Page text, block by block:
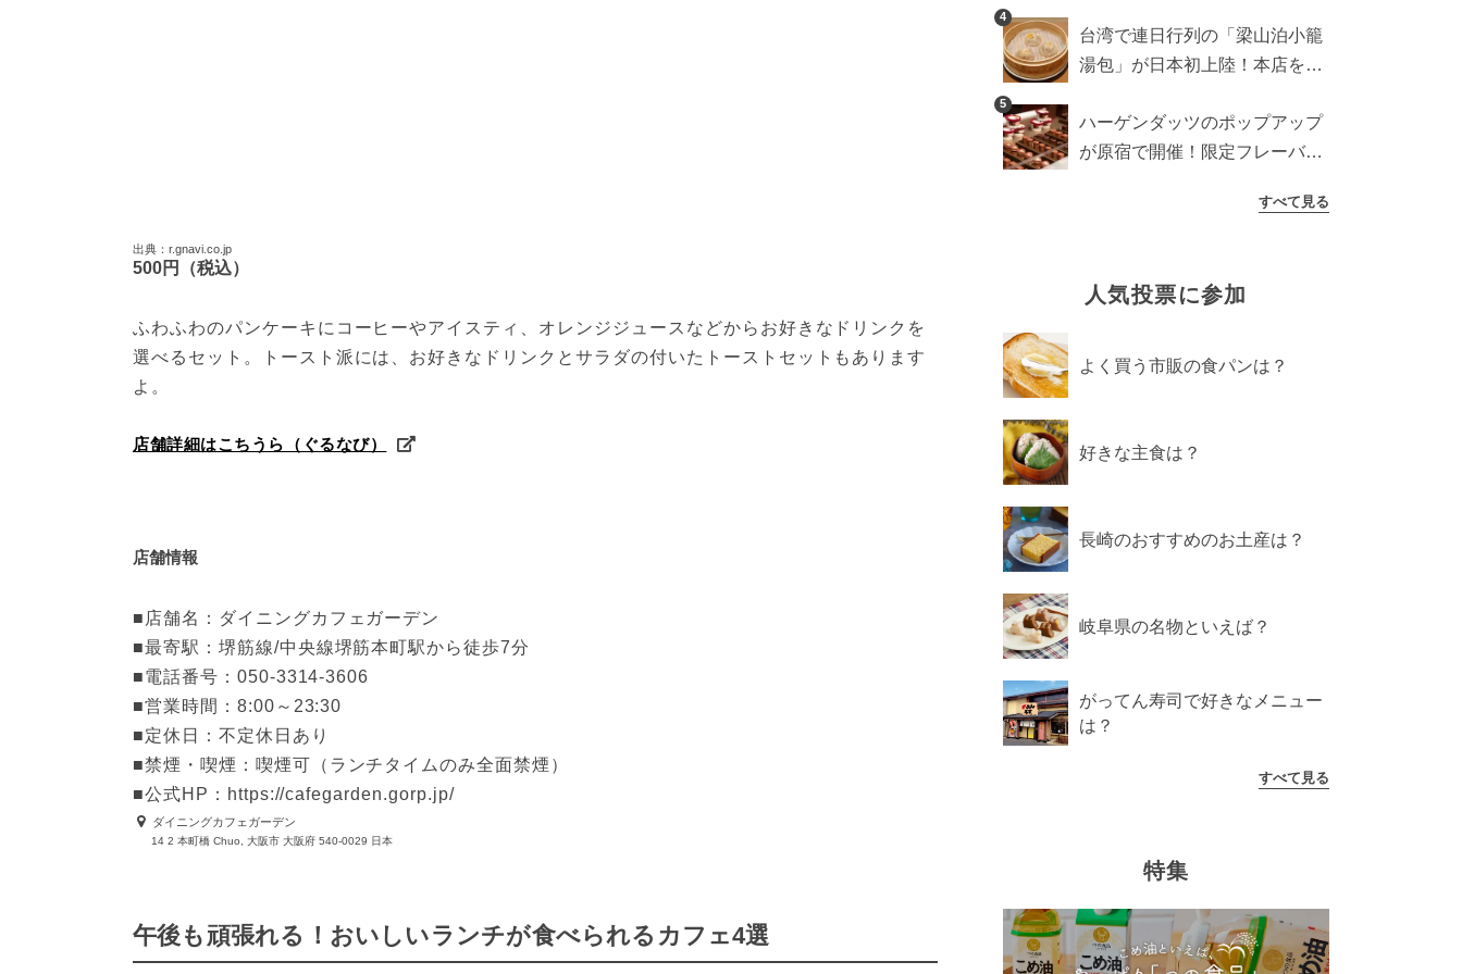
出典：r.gnavi.co.jp
500円（税込）
ふわふわのパンケーキにコーヒーやアイスティ、オレンジジュースなどからお好きなドリンクを
選べるセット。トースト派には、お好きなドリンクとサラダの付いたトーストセットもあります
よ。
店舗詳細はこちうら（ぐるなび）
店舗情報
■店舗名：ダイニングカフェガーデン
■最寄駅：堺筋線/中央線堺筋本町駅から徒歩7分
■電話番号：050-3314-3606
■営業時間：8:00～23:30
■定休日：不定休日あり
■禁煙・喫煙：喫煙可（ランチタイムのみ全面禁煙）
■公式HP：https://cafegarden.gorp.jp/
ダイニングカフェガーデン
14 2 本町橋 Chuo, 大阪市 大阪府 540-0029 日本
午後も頑張れる！おいしいランチが食べられるカフェ4選
4
台湾で連日行列の「梁山泊小籠
湯包」が日本初上陸！本店を知
5
ハーゲンダッツのポップアップ
が原宿で開催！限定フレーバー
すべて見る
人気投票に参加
よく買う市販の食パンは？
好きな主食は？
長崎のおすすめのお土産は？
岐阜県の名物といえば？
がってん寿司で好きなメニュー
は？
すべて見る
特集